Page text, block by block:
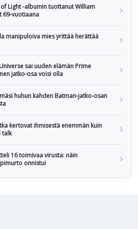
Light -albumin tuottanut William
69-vuotiaana
manipuloiva mies yrittää herättää
sai uuden elämän Prime
jatko-osa voisi olla
huhun kahden Batman-jatko-osan
kertovat ihmisestä enemmän kuin
talk
16 toimivaa virusta: näin
onnistui